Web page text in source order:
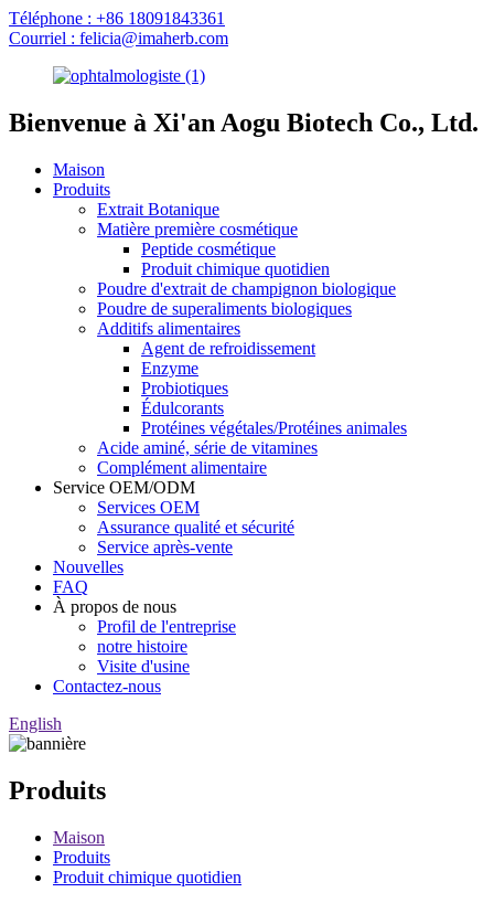
Téléphone : +86 18091843361
Courriel : felicia@imaherb.com
Bienvenue à Xi'an Aogu Biotech Co., Ltd.
Maison
Produits
Extrait Botanique
Matière première cosmétique
Peptide cosmétique
Produit chimique quotidien
Poudre d'extrait de champignon biologique
Poudre de superaliments biologiques
Additifs alimentaires
Agent de refroidissement
Enzyme
Probiotiques
Édulcorants
Protéines végétales/Protéines animales
Acide aminé, série de vitamines
Complément alimentaire
Service OEM/ODM
Services OEM
Assurance qualité et sécurité
Service après-vente
Nouvelles
FAQ
À propos de nous
Profil de l'entreprise
notre histoire
Visite d'usine
Contactez-nous
English
Produits
Maison
Produits
Produit chimique quotidien